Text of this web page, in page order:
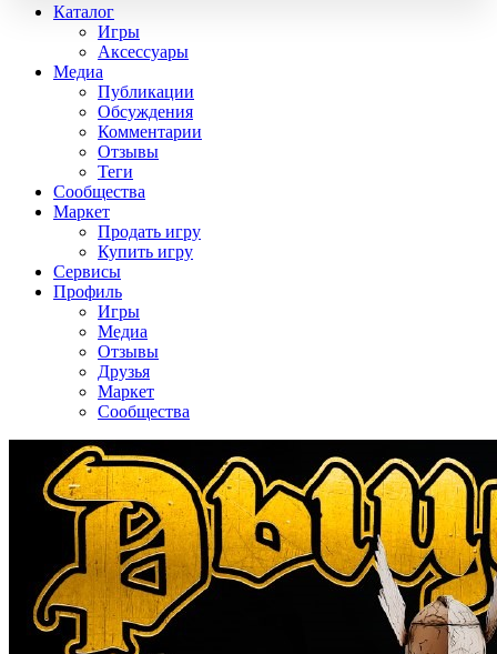
Каталог
Игры
Аксессуары
Медиа
Публикации
Обсуждения
Комментарии
Отзывы
Теги
Сообщества
Маркет
Продать игру
Купить игру
Сервисы
Профиль
Игры
Медиа
Отзывы
Друзья
Маркет
Сообщества